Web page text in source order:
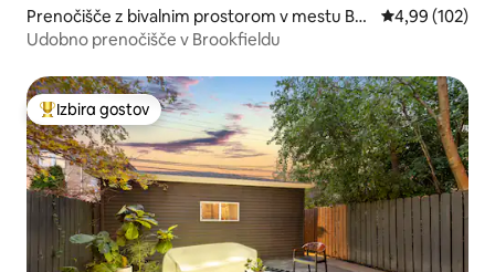
Prenočišče z bivalnim prostorom v mestu Bro
okfield
Povprečna
4,99 (102)
Udobno prenočišče v Brookfieldu
Najbolj priljubljena prenočišča z značko »Izbira gostov«
Izbira gostov